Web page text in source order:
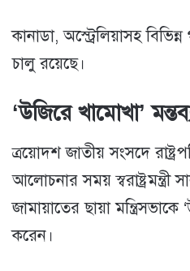
কানাডা, অস্ট্রেলিয়াসহ
চালু রয়েছে।
‘উজিরে খামোখা’
ত্রয়োদশ জাতীয় সংসদে
আলোচনার সময় স্বরাষ্ট্রমন্ত্রী
জামায়াতের ছায়া
করেন।